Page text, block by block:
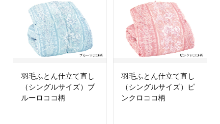
羽毛ふとん仕立て直し
（シングルサイズ）ブ
ルーロココ柄
羽毛ふとん仕立て直し
（シングルサイズ）ピ
ンクロココ柄